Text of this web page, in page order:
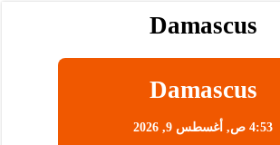
Damascus
Damascus
4:53 ص, أغسطس 9, 2026